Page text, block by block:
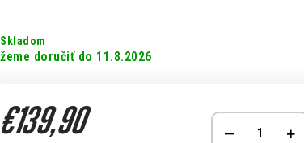
Skladom
11.8.2026
€139,90